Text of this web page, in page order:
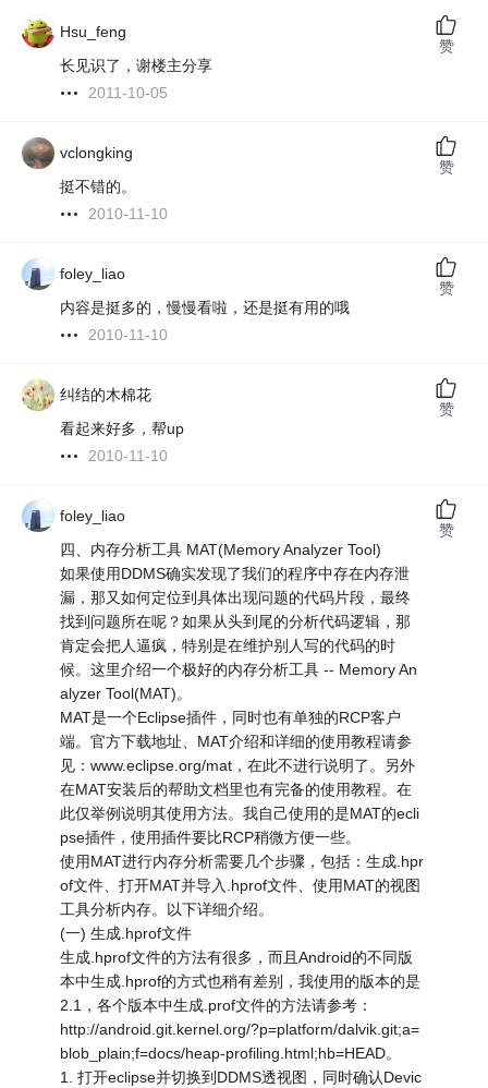
Hsu_feng
长见识了，谢楼主分享
2011-10-05
赞
vclongking
挺不错的。
2010-11-10
赞
foley_liao
内容是挺多的，慢慢看啦，还是挺有用的哦
2010-11-10
赞
纠结的木棉花
看起来好多，帮up
2010-11-10
赞
foley_liao
四、内存分析工具 MAT(Memory Analyzer Tool)
如果使用DDMS确实发现了我们的程序中存在内存泄
漏，那又如何定位到具体出现问题的代码片段，最终
找到问题所在呢？如果从头到尾的分析代码逻辑，那
肯定会把人逼疯，特别是在维护别人写的代码的时
候。这里介绍一个极好的内存分析工具 -- Memory An
alyzer Tool(MAT)。
MAT是一个Eclipse插件，同时也有单独的RCP客户
端。官方下载地址、MAT介绍和详细的使用教程请参
见：www.eclipse.org/mat，在此不进行说明了。另外
在MAT安装后的帮助文档里也有完备的使用教程。在
此仅举例说明其使用方法。我自己使用的是MAT的ecli
pse插件，使用插件要比RCP稍微方便一些。
使用MAT进行内存分析需要几个步骤，包括：生成.hpr
of文件、打开MAT并导入.hprof文件、使用MAT的视图
工具分析内存。以下详细介绍。
(一) 生成.hprof文件
生成.hprof文件的方法有很多，而且Android的不同版
本中生成.hprof的方式也稍有差别，我使用的版本的是
2.1，各个版本中生成.prof文件的方法请参考：
http://android.git.kernel.org/?p=platform/dalvik.git;a=
blob_plain;f=docs/heap-profiling.html;hb=HEAD。
1. 打开eclipse并切换到DDMS透视图，同时确认Devic
赞